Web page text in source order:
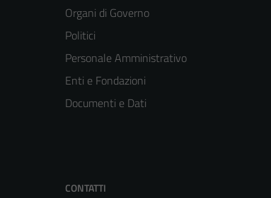
Organi di Governo
Politici
Personale Amministrativo
Enti e Fondazioni
Documenti e Dati
CONTATTI